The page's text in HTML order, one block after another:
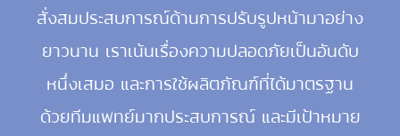
สั่งสมประสบการณ์ด้านการปรับรูปหน้ามาอย่าง
ยาวนาน เราเน้นเรื่องความปลอดภัยเป็นอันดับ
หนึ่งเสมอ และการใช้ผลิตภัณฑ์ที่ได้มาตรฐาน
ด้วยทีมแพทย์มากประสบการณ์ และมีเป้าหมาย